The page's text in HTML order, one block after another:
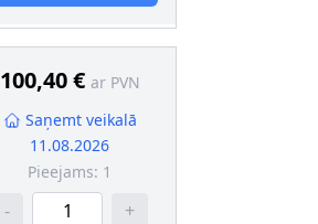
100,40 € ar PVN
Saņemt veikalā
11.08.2026
Pieejams: 1
- +